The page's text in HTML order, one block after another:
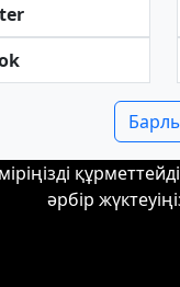
әрбір